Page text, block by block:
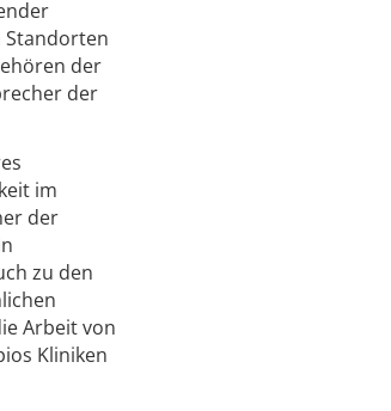
Standorten
der
der
im
der
zu den
Arbeit von
Kliniken